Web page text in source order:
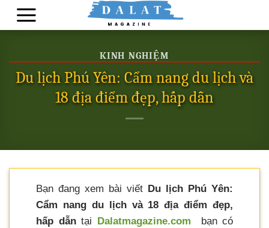
Skip
KINH NGHIỆM
Du lịch Phú Yên: Cẩm nang du lịch và
18 địa điểm đẹp, hấp dẫn
Bạn đang xem bài viết Du lịch Phú Yên:
Cẩm nang du lịch và 18 địa điểm đẹp,
hấp dẫntại Dalatmagazine.com
bạn có